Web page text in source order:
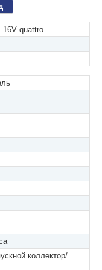
16V quattro
коллектор/